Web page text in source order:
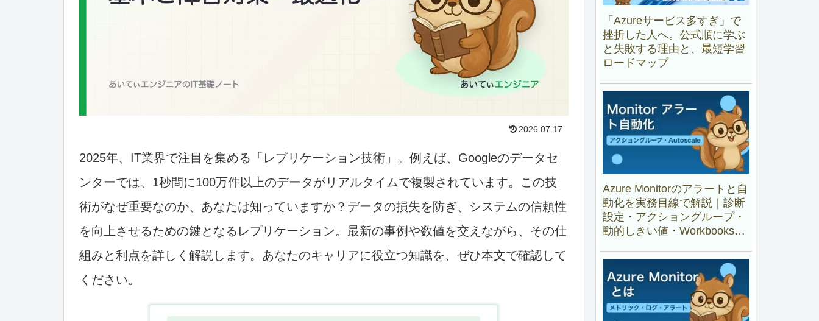
2026.07.17
2025年、IT業界で注目を集める「レプリケーション技術」。例えば、Googleのデータセ
ンターでは、1秒間に100万件以上のデータがリアルタイムで複製されています。この技
術がなぜ重要なのか、あなたは知っていますか？データの損失を防ぎ、システムの信頼性
を向上させるための鍵となるレプリケーション。最新の事例や数値を交えながら、その仕
組みと利点を詳しく解説します。あなたのキャリアに役立つ知識を、ぜひ本文で確認して
ください。
「Azureサービス多すぎ」で
挫折した人へ。公式順に学ぶ
と失敗する理由と、最短学習
ロードマップ
Azure Monitorのアラートと自
動化を実務目線で解説｜診断
設定・アクショングループ・
動的しきい値・Workbooks・